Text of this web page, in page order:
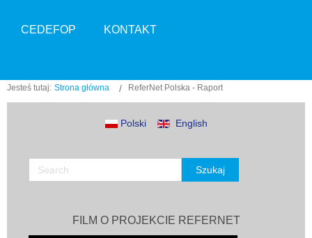
CEDEFOP KONTAKT
Jesteś tutaj: Strona główna ReferNet Polska - Raport
Polski English
FILM O PROJEKCIE REFERNET